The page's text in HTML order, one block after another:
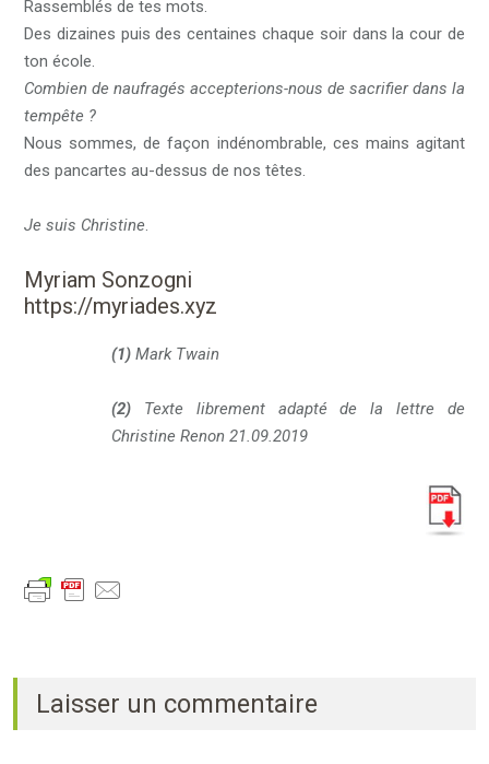
Rassemblés de tes mots.
Des dizaines puis des centaines chaque soir dans la cour de
ton école.
Combien de naufragés accepterions-nous de sacrifier dans la
tempête ?
Nous sommes, de façon indénombrable, ces mains agitant
des pancartes au-dessus de nos têtes.
Je suis Christine.
Myriam Sonzogni
https://myriades.xyz
(1) Mark Twain
(2) Texte librement adapté de la lettre de
Christine Renon 21.09.2019
Laisser un commentaire